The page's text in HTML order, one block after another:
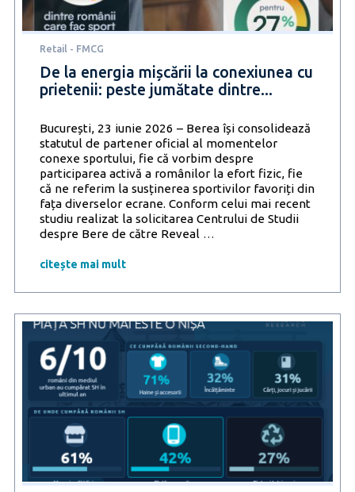
Retail - FMCG
De la energia mișcării la conexiunea cu
prietenii: peste jumătate dintre...
București, 23 iunie 2026 – Berea își consolidează
statutul de partener oficial al momentelor
conexe sportului, fie că vorbim despre
participarea activă a românilor la efort fizic, fie
că ne referim la susținerea sportivilor favoriți din
fața diverselor ecrane. Conform celui mai recent
studiu realizat la solicitarea Centrului de Studii
despre Bere de către Reveal …
la
cu
peste
jumătate
dintre
românii
care
activități
sportive
aleg
să
citește mai mult